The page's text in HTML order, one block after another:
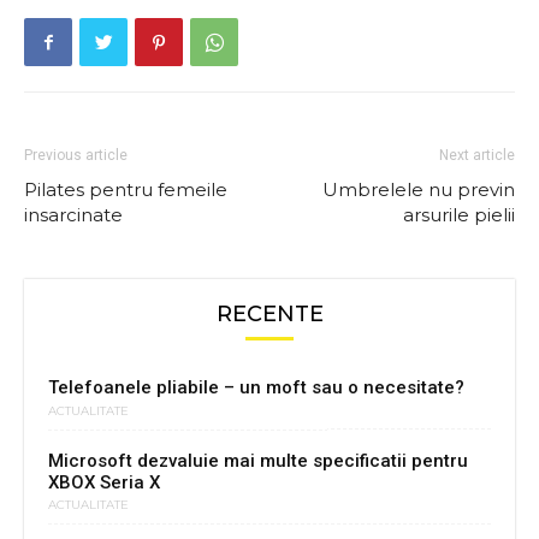
Previous article
Pilates pentru femeile
insarcinate
Next article
Umbrelele nu previn
arsurile pielii
RECENTE
Telefoanele pliabile – un moft sau o necesitate?
ACTUALITATE
Microsoft dezvaluie mai multe specificatii pentru
XBOX Seria X
ACTUALITATE